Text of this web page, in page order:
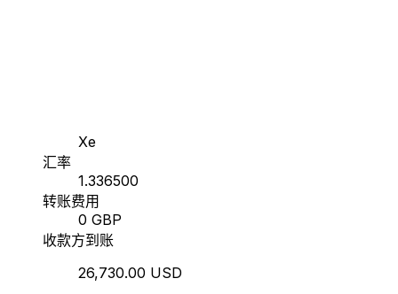
Xe
汇率
1.336500
转账费用
0 GBP
收款方到账
26,730.00 USD